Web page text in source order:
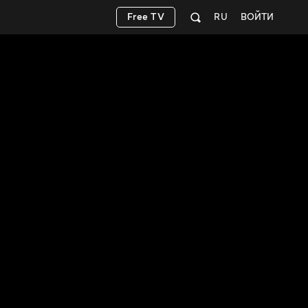
ВОЙТИ
RU
Free TV